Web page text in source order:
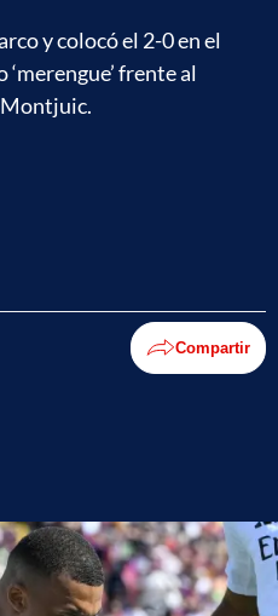
y colocó el 2-0 en el
frente al
Montjuic.
Compartir